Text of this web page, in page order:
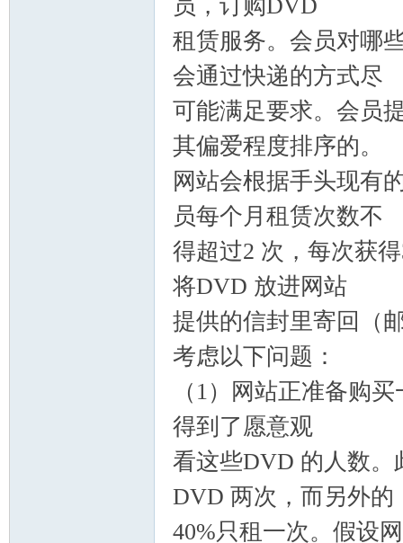
员，订购DVD
租赁服务。会员对哪
会通过快递的方式尽
可能满足要求。会员
其偏爱程度排序的。
网站会根据手头现有
员每个月租赁次数不
得超过2 次，每次获
将DVD 放进网站
提供的信封里寄回（
考虑以下问题：
（1）网站正准备购
得到了愿意观
看这些DVD 的人数。
DVD 两次，而另外的
40%只租一次。假设